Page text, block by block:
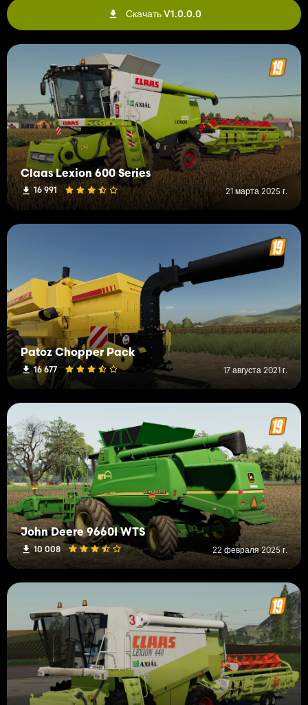
Скачать V1.0.0.0
Claas Lexion 600 Series
16 991 21 марта 2025 г.
Patoz Chopper Pack
16 677 17 августа 2021 г.
John Deere 9660I WTS
10 008 22 февраля 2025 г.